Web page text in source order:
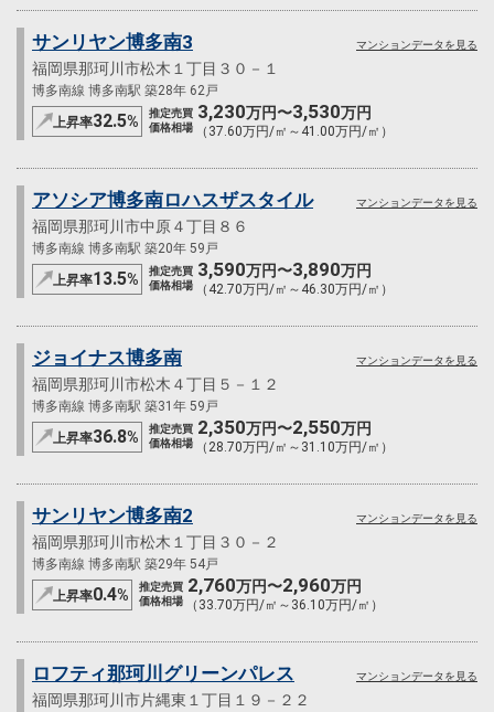
サンリヤン博多南3
福岡県那珂川市松木１丁目３０－１
博多南線 博多南駅 築28年 62戸
上昇率32.5%
推定売買
価格相場
3,230万円〜3,530万円
（37.60万円/㎡～41.00万円/㎡）
マンションデータを見る
アソシア博多南ロハスザスタイル
福岡県那珂川市中原４丁目８６
博多南線 博多南駅 築20年 59戸
上昇率13.5%
推定売買
価格相場
3,590万円〜3,890万円
（42.70万円/㎡～46.30万円/㎡）
マンションデータを見る
ジョイナス博多南
福岡県那珂川市松木４丁目５－１２
博多南線 博多南駅 築31年 59戸
上昇率36.8%
推定売買
価格相場
2,350万円〜2,550万円
（28.70万円/㎡～31.10万円/㎡）
マンションデータを見る
サンリヤン博多南2
福岡県那珂川市松木１丁目３０－２
博多南線 博多南駅 築29年 54戸
上昇率0.4%
推定売買
価格相場
2,760万円〜2,960万円
（33.70万円/㎡～36.10万円/㎡）
マンションデータを見る
ロフティ那珂川グリーンパレス
福岡県那珂川市片縄東１丁目１９－２２
マンションデータを見る